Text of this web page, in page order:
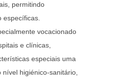
permitindo
específicas.
vocacionado
e clínicas,
especiais uma
higiénico-sanitário,